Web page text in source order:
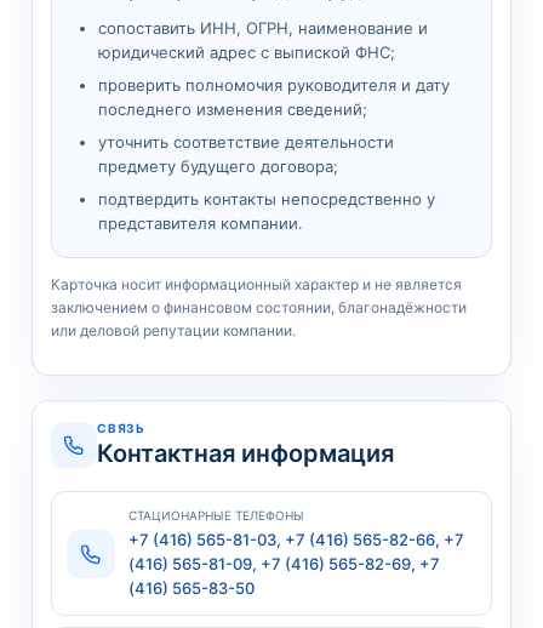
сопоставить ИНН, ОГРН, наименование и
юридический адрес с выпиской ФНС;
проверить полномочия руководителя и дату
последнего изменения сведений;
уточнить соответствие деятельности
предмету будущего договора;
подтвердить контакты непосредственно у
представителя компании.
Карточка носит информационный характер и не является
заключением о финансовом состоянии, благонадёжности
или деловой репутации компании.
СВЯЗЬ
Контактная информация
СТАЦИОНАРНЫЕ ТЕЛЕФОНЫ
+7 (416) 565-81-03, +7 (416) 565-82-66, +7
(416) 565-81-09, +7 (416) 565-82-69, +7
(416) 565-83-50